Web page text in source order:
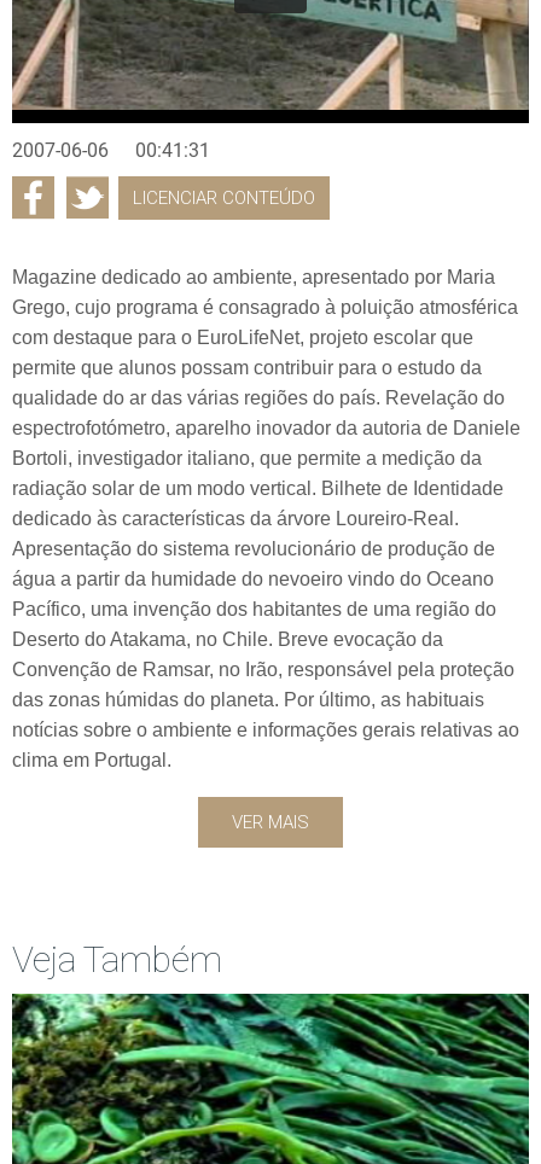
2007-06-06 00:41:31
LICENCIAR CONTEÚDO
Magazine dedicado ao ambiente, apresentado por Maria
Grego, cujo programa é consagrado à poluição atmosférica
com destaque para o EuroLifeNet, projeto escolar que
permite que alunos possam contribuir para o estudo da
qualidade do ar das várias regiões do país. Revelação do
espectrofotómetro, aparelho inovador da autoria de Daniele
Bortoli, investigador italiano, que permite a medição da
radiação solar de um modo vertical. Bilhete de Identidade
dedicado às características da árvore Loureiro-Real.
Apresentação do sistema revolucionário de produção de
água a partir da humidade do nevoeiro vindo do Oceano
Pacífico, uma invenção dos habitantes de uma região do
Deserto do Atakama, no Chile. Breve evocação da
Convenção de Ramsar, no Irão, responsável pela proteção
das zonas húmidas do planeta. Por último, as habituais
notícias sobre o ambiente e informações gerais relativas ao
clima em Portugal.
VER MAIS
Veja Também